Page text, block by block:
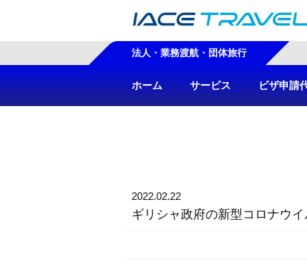
法人・業務渡航・団体旅行
ホーム サービス ビザ申請
2022.02.22
ギリシャ政府の新型コロナウ